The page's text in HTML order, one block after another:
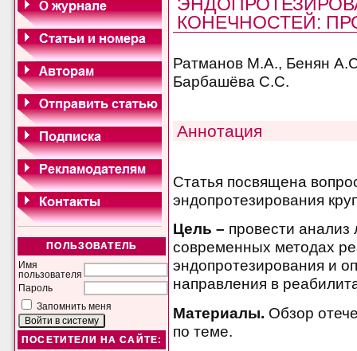
ПОЛЬЗОВАТЕЛЬ
Имя
пользователя
Пароль
Запомнить меня
ПОСЕТИТЕЛИ НА САЙТЕ:
КОНЕЧНОСТЕЙ:
Ратманов М.А., Бенян
Барбашёва С.С.
Аннотация
Статья посвящена
эндопротезирования
Цель – провести
современных методах
эндопротезирования и
направления в
Материалы. Обзор
по теме.